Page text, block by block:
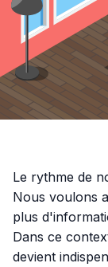
Le rythme de
Nous voulons
plus
Dans ce
devient